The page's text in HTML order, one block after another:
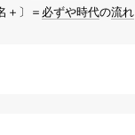
＋〕＝ 必ずや時代の流れ